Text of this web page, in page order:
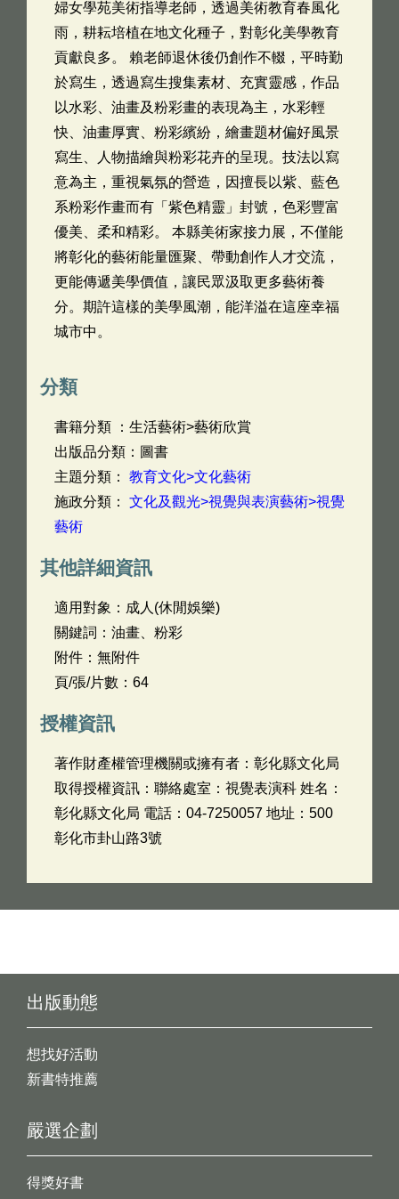
婦女學苑美術指導老師，透過美術教育春風化
雨，耕耘培植在地文化種子，對彰化美學教育
貢獻良多。 賴老師退休後仍創作不輟，平時勤
於寫生，透過寫生搜集素材、充實靈感，作品
以水彩、油畫及粉彩畫的表現為主，水彩輕
快、油畫厚實、粉彩繽紛，繪畫題材偏好風景
寫生、人物描繪與粉彩花卉的呈現。技法以寫
意為主，重視氣氛的營造，因擅長以紫、藍色
系粉彩作畫而有「紫色精靈」封號，色彩豐富
優美、柔和精彩。 本縣美術家接力展，不僅能
將彰化的藝術能量匯聚、帶動創作人才交流，
更能傳遞美學價值，讓民眾汲取更多藝術養
分。期許這樣的美學風潮，能洋溢在這座幸福
城市中。
分類
書籍分類 ：生活藝術>藝術欣賞
出版品分類：圖書
主題分類： 教育文化>文化藝術
施政分類： 文化及觀光>視覺與表演藝術>視覺
藝術
其他詳細資訊
適用對象：成人(休閒娛樂)
關鍵詞：油畫、粉彩
附件：無附件
頁/張/片數：64
授權資訊
著作財產權管理機關或擁有者：彰化縣文化局
取得授權資訊：聯絡處室：視覺表演科 姓名：
彰化縣文化局 電話：04-7250057 地址：500
彰化市卦山路3號
出版動態
想找好活動
新書特推薦
嚴選企劃
得獎好書